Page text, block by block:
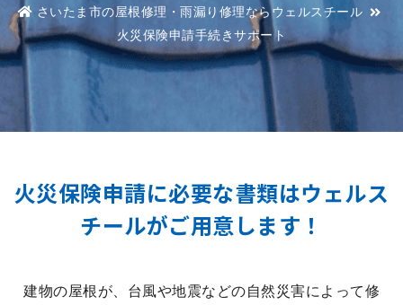
さいたま市の屋根修理・雨漏り修理ならウェルスチール
火災保険申請手続きサポート
火災保険申請に必要な書類はウェルス
チールがご用意します！
建物の屋根が、台風や地震などの自然災害によって修